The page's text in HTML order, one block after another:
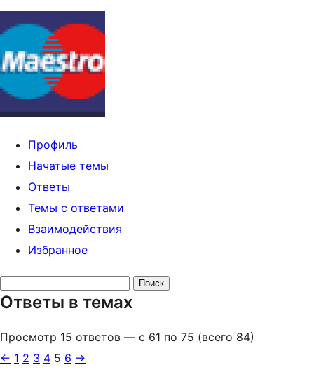
Профиль
Начатые темы
Ответы
Темы с ответами
Взаимодействия
Избранное
ответов:
Ответы в темах
Просмотр 15 ответов — с 61 по 75 (всего 84)
← 1 2 3 4 5 6 →